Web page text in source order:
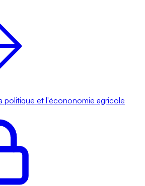
politique et l'écononomie agricole